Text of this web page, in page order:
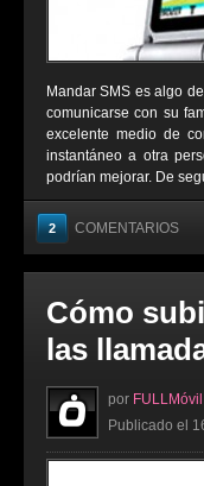
Mandar SMS es algo
comunicarse con su
excelente medio de
instantáneo a otra
podrían mejorar. De
2 COMENTARIOS
Cómo
las
por
Publicado el